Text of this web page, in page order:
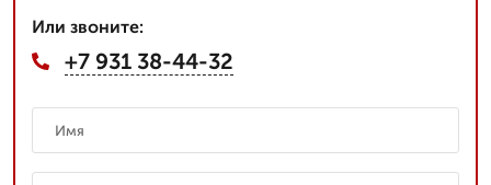
Или звоните:
+7 931 38-44-32